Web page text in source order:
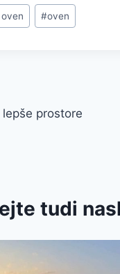
#oven
prostore
tudi